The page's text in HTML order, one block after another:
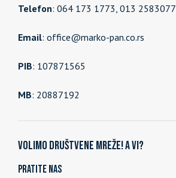
Telefon: 064 173 1773, 013 2583077
Email: office@marko-pan.co.rs
PIB: 107871565
MB: 20887192
Volimo društvene mreže! A vi?
Pratite nas